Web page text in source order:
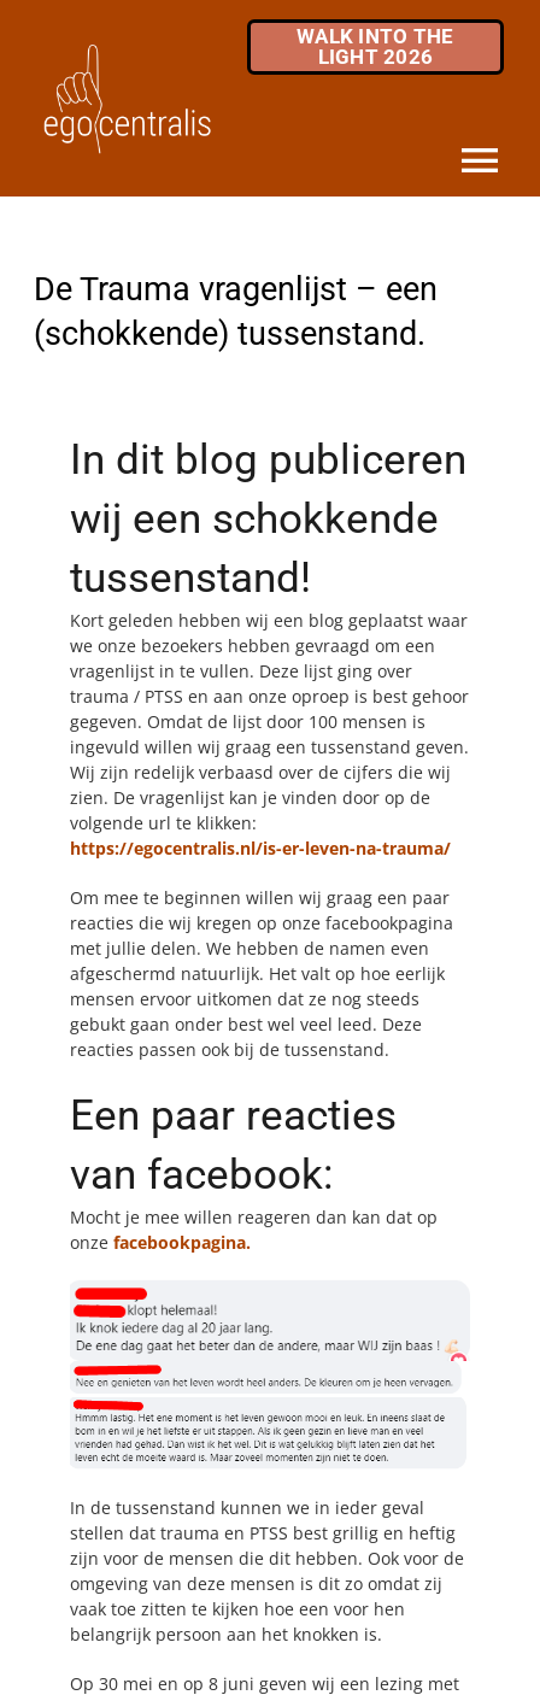
WALK INTO THE
LIGHT 2026
DIENSTEN
MKB / ZZP
INFOTHEEK
CONTACT
MAAK AFSPRAAK
De Trauma vragenlijst – een
(schokkende) tussenstand.
In dit blog publiceren
wij een schokkende
tussenstand!
Kort geleden hebben wij een blog geplaatst waar
we onze bezoekers hebben gevraagd om een
vragenlijst in te vullen. Deze lijst ging over
trauma / PTSS en aan onze oproep is best gehoor
gegeven. Omdat de lijst door 100 mensen is
ingevuld willen wij graag een tussenstand geven.
Wij zijn redelijk verbaasd over de cijfers die wij
zien. De vragenlijst kan je vinden door op de
volgende url te klikken:
https://egocentralis.nl/is-er-leven-na-trauma/
Om mee te beginnen willen wij graag een paar
reacties die wij kregen op onze facebookpagina
met jullie delen. We hebben de namen even
afgeschermd natuurlijk. Het valt op hoe eerlijk
mensen ervoor uitkomen dat ze nog steeds
gebukt gaan onder best wel veel leed. Deze
reacties passen ook bij de tussenstand.
Een paar reacties
van facebook:
Mocht je mee willen reageren dan kan dat op
onze facebookpagina.
In de tussenstand kunnen we in ieder geval
stellen dat trauma en PTSS best grillig en heftig
zijn voor de mensen die dit hebben. Ook voor de
omgeving van deze mensen is dit zo omdat zij
vaak toe zitten te kijken hoe een voor hen
belangrijk persoon aan het knokken is.
Op 30 mei en op 8 juni geven wij een lezing met